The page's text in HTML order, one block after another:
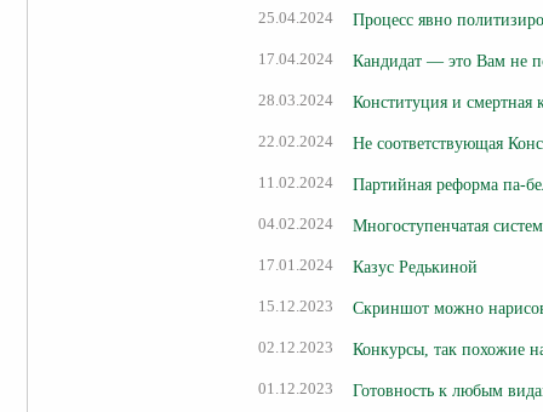
25.04.2024 Процесс явно
17.04.2024 Кандидат — это Вам не
28.03.2024 Конституция и смертная
22.02.2024 Не соответствующая
11.02.2024 Партийная реформа па-
04.02.2024 Многоступенчатая
17.01.2024 Казус Редькиной
15.12.2023 Скриншот можно
02.12.2023 Конкурсы, так похожие
01.12.2023 Готовность к любым